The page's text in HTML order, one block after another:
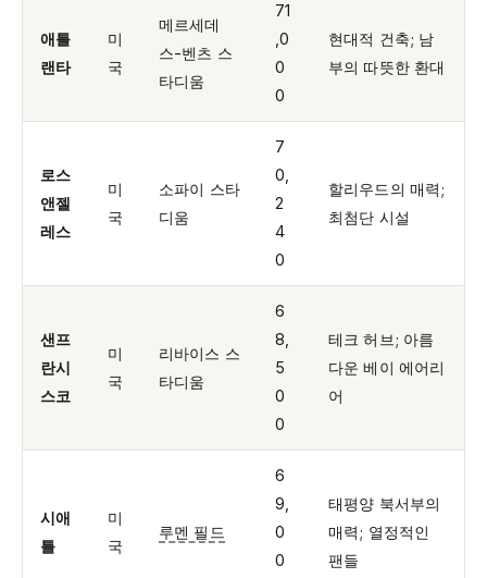
애틀
랜타
미
국
메르세데
스-벤츠 스
타디움
71
,0
0
0
현대적 건축; 남
부의 따뜻한 환대
로스
앤젤
레스
미
국
소파이 스타
디움
7
0,
2
4
0
할리우드의 매력;
최첨단 시설
샌프
란시
스코
미
국
리바이스 스
타디움
6
8,
5
0
0
테크 허브; 아름
다운 베이 에어리
어
시애
틀
미
국
루멘 필드
6
9,
0
0
태평양 북서부의
매력; 열정적인
팬들